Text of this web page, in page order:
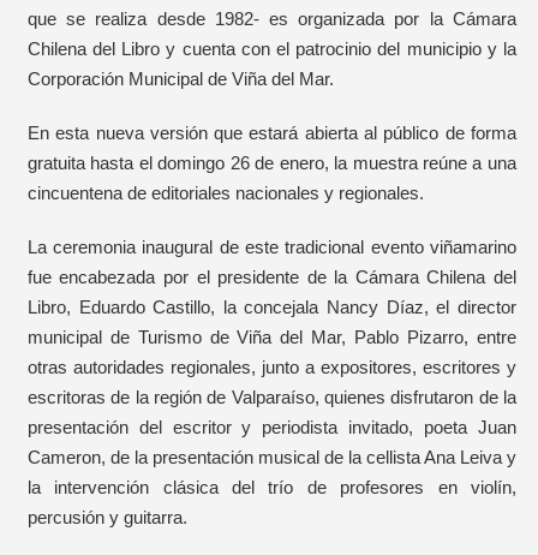
que se realiza desde 1982- es organizada por la Cámara
Chilena del Libro y cuenta con el patrocinio del municipio y la
Corporación Municipal de Viña del Mar.
En esta nueva versión que estará abierta al público de forma
gratuita hasta el domingo 26 de enero, la muestra reúne a una
cincuentena de editoriales nacionales y regionales.
La ceremonia inaugural de este tradicional evento viñamarino
fue encabezada por el presidente de la Cámara Chilena del
Libro, Eduardo Castillo, la concejala Nancy Díaz, el director
municipal de Turismo de Viña del Mar, Pablo Pizarro, entre
otras autoridades regionales, junto a expositores, escritores y
escritoras de la región de Valparaíso, quienes disfrutaron de la
presentación del escritor y periodista invitado, poeta Juan
Cameron, de la presentación musical de la cellista Ana Leiva y
la intervención clásica del trío de profesores en violín,
percusión y guitarra.